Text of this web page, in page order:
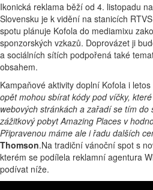
Ikonická reklama běží od 4. listopadu
Slovensku je k vidění na stanicích
spotu plánuje Kofola do mediamixu
sponzorských vzkazů. Doprovázet ji
a sociálních sítích podpořená také
obsahem.
Kampaňové aktivity doplní Kofola i
opět mohou sbírat kódy pod víčky,
webových stránkách a zařadí se tím
zážitkový pobyt Amazing Places v
Připravenou máme ale i řadu dalších
Thomson.Na tradiční vánoční spot s
kterém se podílela reklamní agentura
podívat níže.